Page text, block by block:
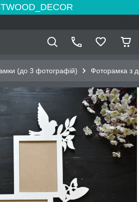
(до 3 фотографій) Фоторамка з